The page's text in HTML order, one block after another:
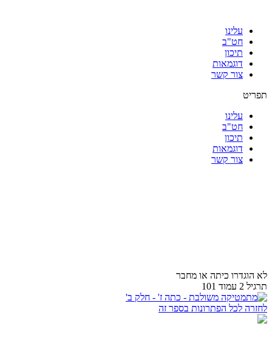
עלינו
חט"ב
תיכון
דוגמאות
צור קשר
תפריט
עלינו
חט"ב
תיכון
דוגמאות
צור קשר
לא הוגדרו כיתה או מחבר
תרגיל 2 עמוד 101
לחזרה לכל הפתרונות בספר זה